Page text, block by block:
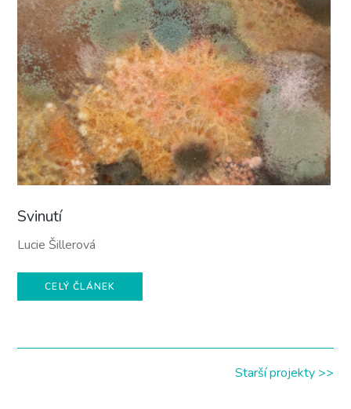
Svinutí
Lucie Šillerová
CELÝ ČLÁNEK
Starší projekty >>